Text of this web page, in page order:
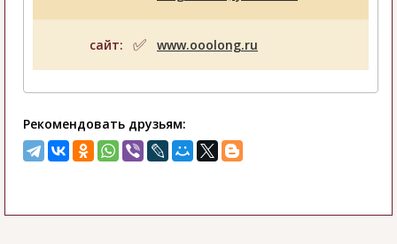
сайт: www.ooolong.ru
Рекомендовать друзьям: